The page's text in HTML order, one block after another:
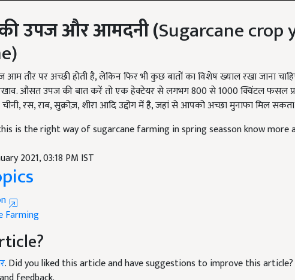
उपज और आमदनी (Sugarcane crop
तौर पर अच्छी होती है, लेकिन फिर भी कुछ बातों का विशेष ख्याल रखा जाना चाहिए,
औसत उपज की बात करें तो एक हेक्टेयर से लगभग 800 से 1000 क्विंटल फसल
रस, राब, सुक्रोज़, शीरा आदि उद्दोग में है, जहां से आपको अच्छा मुनाफा मिल
this is the right way of sugarcane farming in spring seasson know more
. Did you liked this article and have suggestions to improve this article?
feedback.